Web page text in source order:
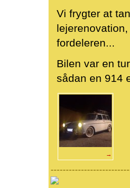
Vi frygter at
fordeleren...
Bilen var en
sådan en 914
→